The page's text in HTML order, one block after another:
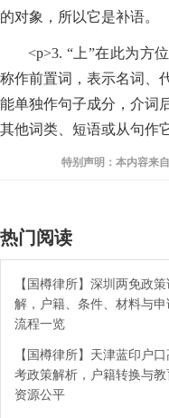
的对象，所以它是补语。
<p>3. “上”在此为方
称作前置词，表示名词、
能单独作句子成分，介词
其他词类、短语或从句作
特别声明：本内容来
热门阅读
【国樽律所】深圳两免政
解，户籍、条件、材料与申
流程一览
【国樽律所】天津蓝印户口
考政策解析，户籍转换与教
资源公平